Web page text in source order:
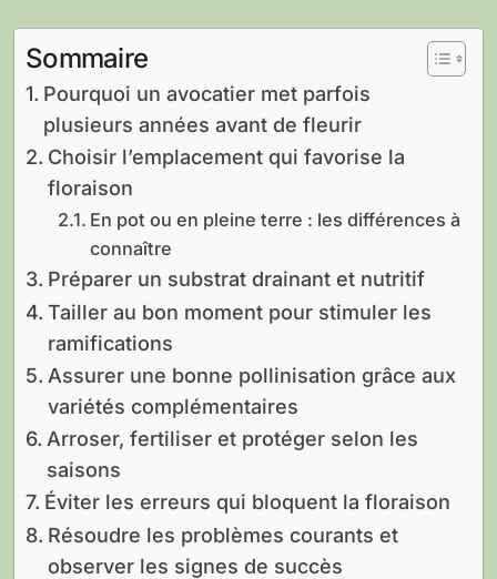
Sommaire
Pourquoi un avocatier met parfois
plusieurs années avant de fleurir
Choisir l’emplacement qui favorise la
floraison
En pot ou en pleine terre : les différences à
connaître
Préparer un substrat drainant et nutritif
Tailler au bon moment pour stimuler les
ramifications
Assurer une bonne pollinisation grâce aux
variétés complémentaires
Arroser, fertiliser et protéger selon les
saisons
Éviter les erreurs qui bloquent la floraison
Résoudre les problèmes courants et
observer les signes de succès